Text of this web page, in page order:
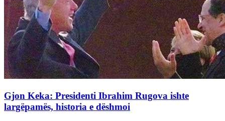
Gjon Keka: Presidenti Ibrahim Rugova ishte
largëpamës, historia e dëshmoi